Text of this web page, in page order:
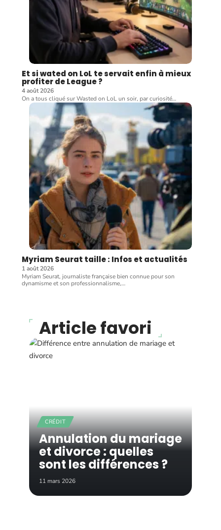
Et si wated on LoL te servait enfin à mieux
profiter de League ?
4 août 2026
On a tous cliqué sur Wasted on LoL un soir, par curiosité…
Myriam Seurat taille : Infos et actualités
1 août 2026
Myriam Seurat, journaliste française bien connue pour son
dynamisme et son professionnalisme,…
Article favori
CRÉDIT
Annulation du mariage
et divorce : quelles
sont les différences ?
11 mars 2026